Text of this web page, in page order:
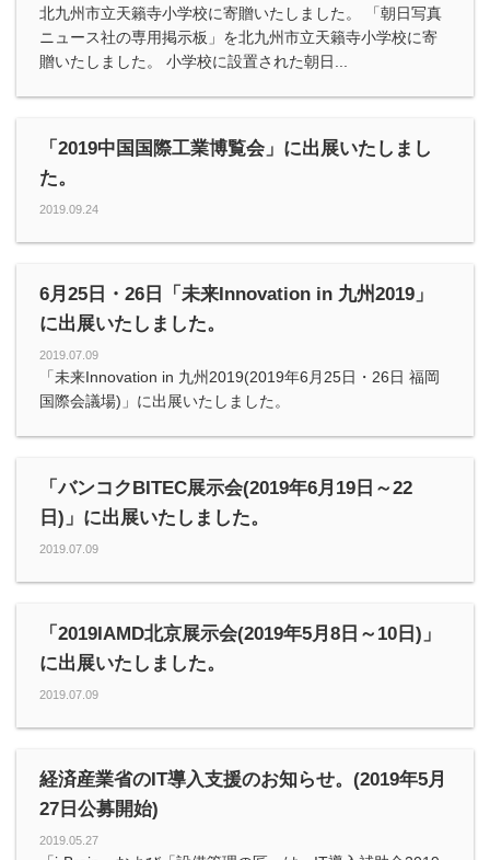
北九州市立天籟寺小学校に寄贈いたしました。 「朝日写真
ニュース社の専用掲示板」を北九州市立天籟寺小学校に寄
贈いたしました。 小学校に設置された朝日...
「2019中国国際工業博覧会」に出展いたしまし
た。
2019.09.24
6月25日・26日「未来Innovation in 九州2019」
に出展いたしました。
2019.07.09
「未来Innovation in 九州2019(2019年6月25日・26日 福岡
国際会議場)」に出展いたしました。
「バンコクBITEC展示会(2019年6月19日～22
日)」に出展いたしました。
2019.07.09
「2019IAMD北京展示会(2019年5月8日～10日)」
に出展いたしました。
2019.07.09
経済産業省のIT導入支援のお知らせ。(2019年5月
27日公募開始)
2019.05.27